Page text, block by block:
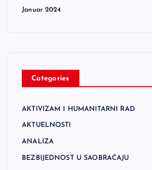
Januar 2024
Categories
AKTIVIZAM I HUMANITARNI RAD
AKTUELNOSTI
ANALIZA
BEZBIJEDNOST U SAOBRAĆAJU